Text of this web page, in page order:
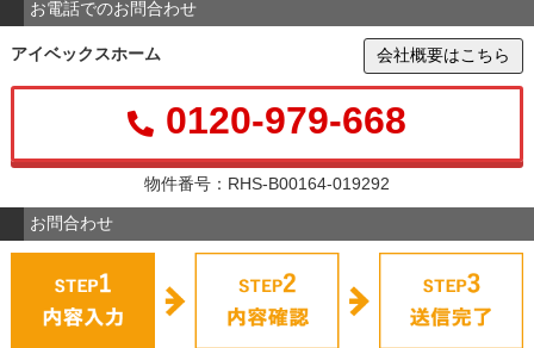
お電話でのお問合わせ
アイベックスホーム 会社概要はこちら
0120-979-668
物件番号：RHS-B00164-019292
お問合わせ